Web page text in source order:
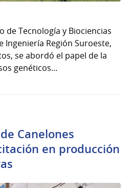
de Tecnología y Biociencias
Ingeniería Región Suroeste,
se abordó el papel de la
genéticos...
Canelones
en producción